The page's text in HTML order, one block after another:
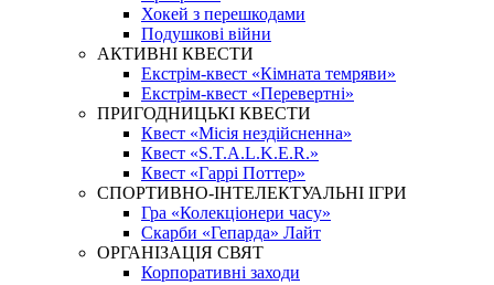
Хокей з перешкодами
Подушкові війни
АКТИВНІ КВЕСТИ
Екстрім-квест «Кімната темряви»
Екстрім-квест «Перевертні»
ПРИГОДНИЦЬКІ КВЕСТИ
Квест «Місія нездійсненна»
Квест «S.T.A.L.K.E.R.»
Квест «Гаррі Поттер»
СПОРТИВНО-ІНТЕЛЕКТУАЛЬНІ ІГРИ
Гра «Колекціонери часу»
Скарби «Гепарда» Лайт
ОРГАНІЗАЦІЯ СВЯТ
Корпоративні заходи